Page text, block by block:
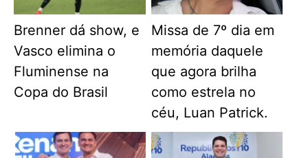
Brenner dá show, e
Vasco elimina o
Fluminense na
Copa do Brasil
Missa de 7º dia em
memória daquele
que agora brilha
como estrela no
céu, Luan Patrick.